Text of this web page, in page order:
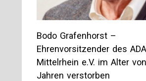
Bodo Grafenhorst –
Ehrenvorsitzender des
Mittelrhein e.V. im Alter
Jahren verstorben